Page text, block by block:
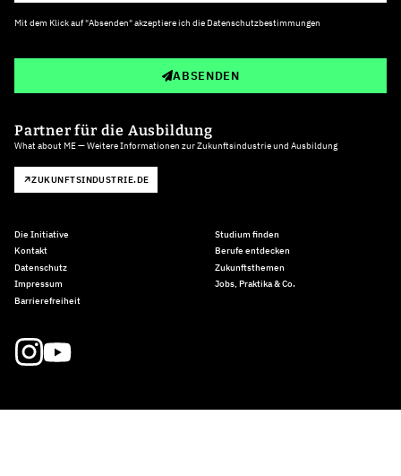
Mit dem Klick auf "Absenden" akzeptiere ich die Datenschutzbestimmungen
ABSENDEN
Partner für die Ausbildung
What about ME — Weitere Informationen zur Zukunftsindustrie und Ausbildung
ZUKUNFTSINDUSTRIE.DE
Die Initiative
Kontakt
Datenschutz
Impressum
Barrierefreiheit
Studium finden
Berufe entdecken
Zukunftsthemen
Jobs, Praktika & Co.